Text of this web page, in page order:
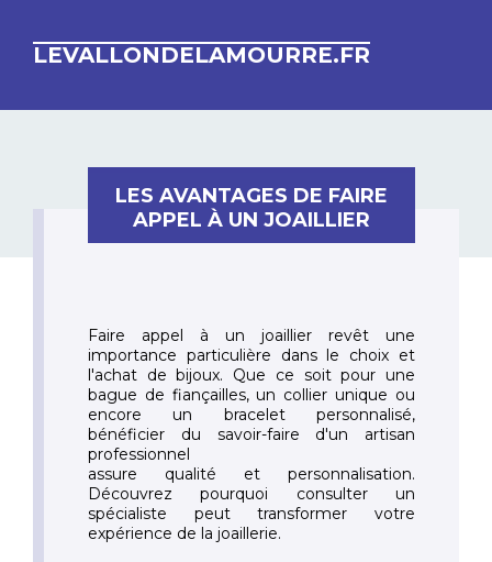
LEVALLONDELAMOURRE.FR
LES AVANTAGES DE FAIRE
APPEL À UN JOAILLIER
Faire appel à un joaillier revêt une
importance particulière dans le choix et
l'achat de bijoux. Que ce soit pour une
bague de fiançailles, un collier unique ou
encore un bracelet personnalisé,
bénéficier du savoir-faire d'un artisan
professionnel
assure qualité et personnalisation.
Découvrez pourquoi consulter un
spécialiste peut transformer votre
expérience de la joaillerie.